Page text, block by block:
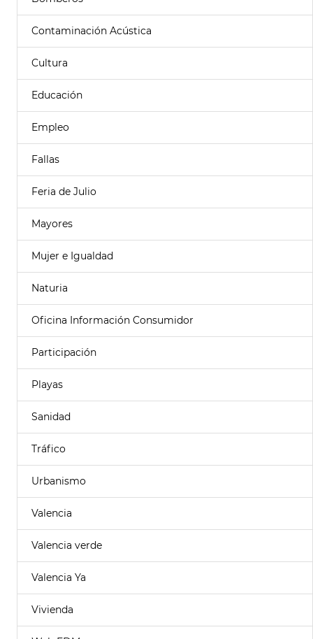
Contaminación Acústica
Cultura
Educación
Empleo
Fallas
Feria de Julio
Mayores
Mujer e Igualdad
Naturia
Oficina Información Consumidor
Participación
Playas
Sanidad
Tráfico
Urbanismo
Valencia
Valencia verde
Valencia Ya
Vivienda